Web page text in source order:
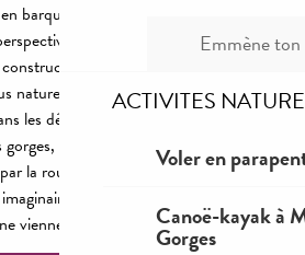
Emmène
ACTIVITES NATURE
Voler en
Canoë-kayak à
Gorges
barque ou en canoë à partir de La
pour adopter un nouveau
de la route. La rivière était
naturel pour communiquer avec l’aval
les détroits, c’est découvrir la portion
le passage le plus profond et le
la route. Tout comme le sont les
où jouer les Robinson, en
vienne à votre secours…